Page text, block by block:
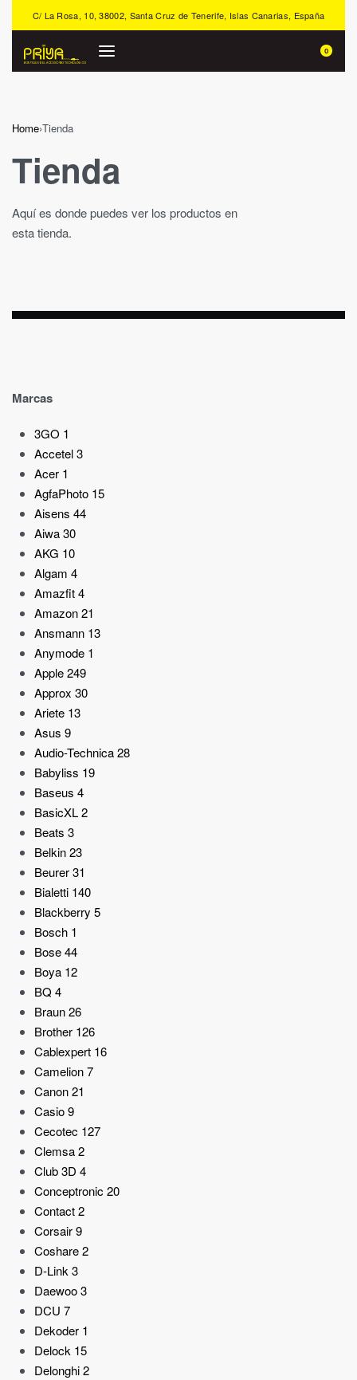
C/ La Rosa, 10, 38002, Santa Cruz de Tenerife, Islas Canarias, España
0
Home›Tienda
Tienda
Aquí es donde puedes ver los productos en
esta tienda.
Marcas
3GO 1
Accetel3
Acer 1
AgfaPhoto 15
Aisens 44
Aiwa30
AKG 10
Algam 4
Amazfit4
Amazon21
Ansmann 13
Anymode 1
Apple249
Approx 30
Ariete 13
Asus 9
Audio-Technica28
Babyliss 19
Baseus 4
BasicXL2
Beats 3
Belkin23
Beurer31
Bialetti 140
Blackberry 5
Bosch 1
Bose44
Boya 12
BQ 4
Braun26
Brother 126
Cablexpert 16
Camelion7
Canon21
Casio9
Cecotec 127
Clemsa2
Club 3D 4
Conceptronic 20
Contact2
Corsair9
Coshare2
D-Link3
Daewoo3
DCU 7
Dekoder 1
Delock 15
Delonghi2